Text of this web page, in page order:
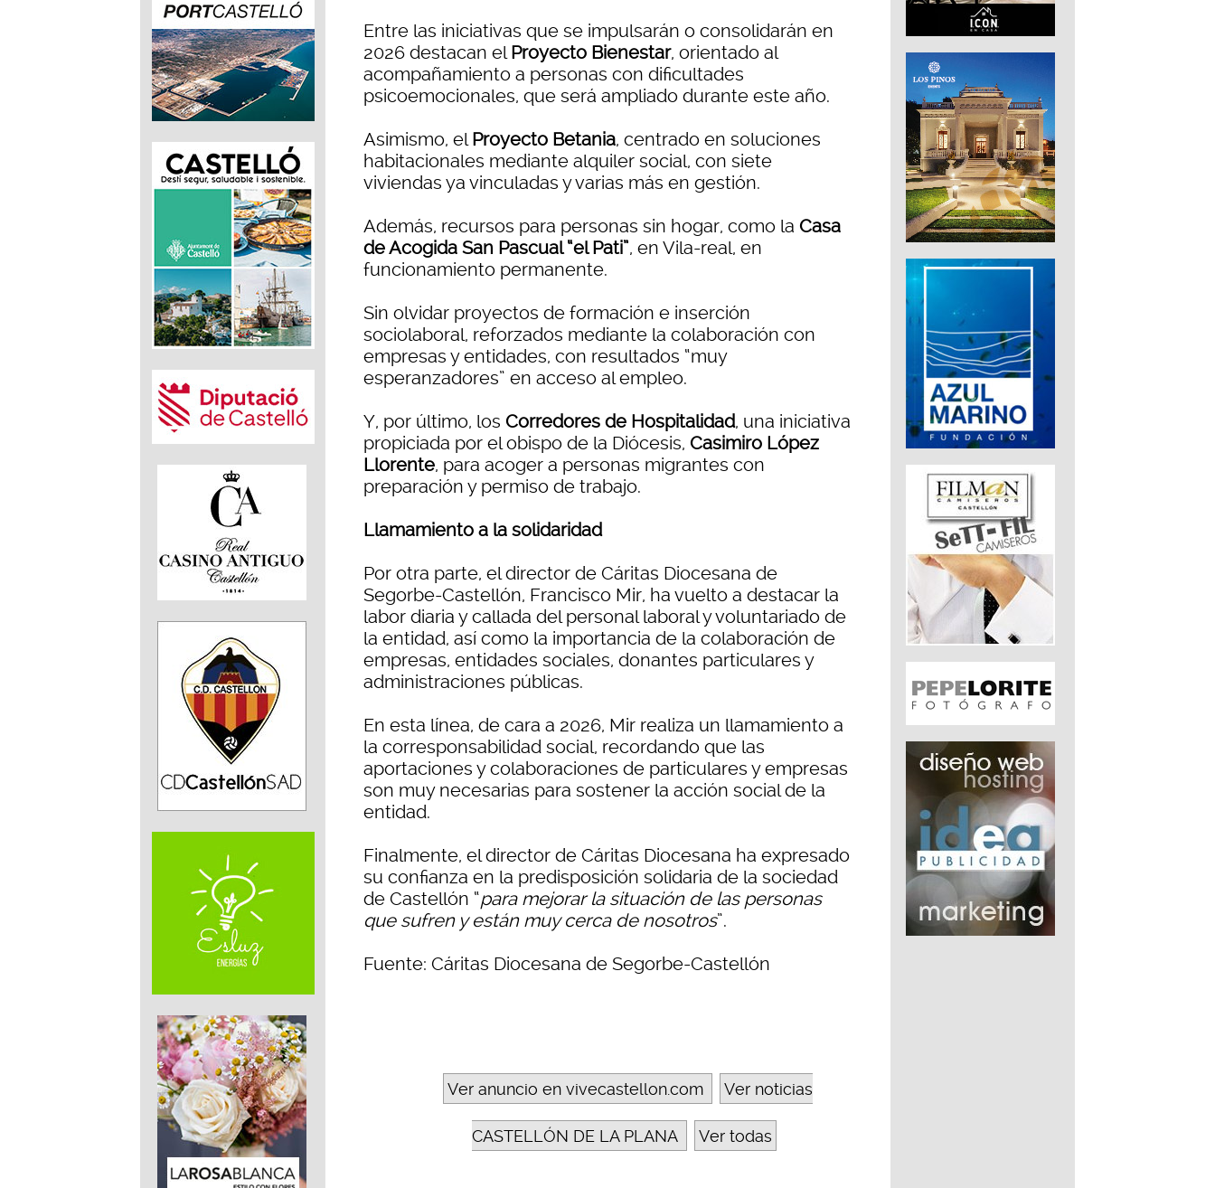
Entre las iniciativas que se impulsarán o consolidarán en
2026 destacan elProyecto Bienestar, orientado al
acompañamiento a personas con dificultades
psicoemocionales, que será ampliado durante este año.
Asimismo, elProyecto Betania, centrado en soluciones
habitacionales mediante alquiler social, con siete
viviendas ya vinculadas y varias más en gestión.
Además, recursos para personas sin hogar, como la Casa
de Acogida San Pascual “el Pati”, en Vila-real, en
funcionamiento permanente.
Sin olvidar proyectos de formación e inserción
sociolaboral, reforzados mediante la colaboración con
empresas y entidades, con resultados “muy
esperanzadores” en acceso al empleo.
Y, por último, los Corredores de Hospitalidad, una iniciativa
propiciada por el obispo de la Diócesis, Casimiro López
Llorente, para acoger a personas migrantes con
preparación y permiso de trabajo.
Llamamiento a la solidaridad
Por otra parte, el director de Cáritas Diocesana de
Segorbe-Castellón, Francisco Mir, ha vuelto a destacar la
labor diaria y callada del personal laboral y voluntariado de
la entidad, así como la importancia de la colaboración de
empresas, entidades sociales, donantes particulares y
administraciones públicas.
En esta línea, de cara a 2026, Mir realiza un llamamiento a
la corresponsabilidad social, recordando que las
aportaciones y colaboraciones de particulares y empresas
son muy necesarias para sostener la acción social de la
entidad.
Finalmente, el director de Cáritas Diocesana ha expresado
su confianza en la predisposición solidaria de la sociedad
de Castellón “para mejorar la situación de las personas
que sufren y están muy cerca de nosotros”.
Fuente: Cáritas Diocesana de Segorbe-Castellón
Ver anuncio en vivecastellon.com Ver noticias
CASTELLÓN DE LA PLANA Ver todas